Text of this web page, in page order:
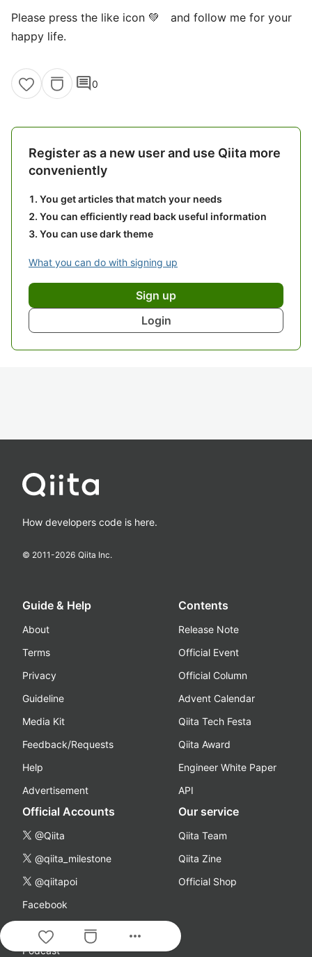
Please press the like icon 💚 and follow me for your
happy life.
comment0
Register as a new user and use Qiita more
conveniently
You get articles that match your needs
You can efficiently read back useful information
You can use dark theme
What you can do with signing up
Sign up
Login
more_horiz
How developers code is here.
© 2011-2026 Qiita Inc.
Guide & Help
About
Terms
Privacy
Guideline
Media Kit
Feedback/Requests
Help
Advertisement
Contents
Release Note
Official Event
Official Column
Advent Calendar
Qiita Tech Festa
Qiita Award
Engineer White Paper
API
Official Accounts
@Qiita
@qiita_milestone
@qiitapoi
Facebook
YouTube
Podcast
Our service
Qiita Team
Qiita Zine
Official Shop